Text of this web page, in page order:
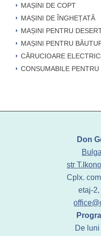
MAȘINI DE COPT
MAȘINI DE ÎNGHEȚATĂ
MAȘINI PENTRU
MAȘINI PENTRU
CĂRUCIOARE
CONSUMABILE PENTRU
Don
str
Cplx.
etaj-
De